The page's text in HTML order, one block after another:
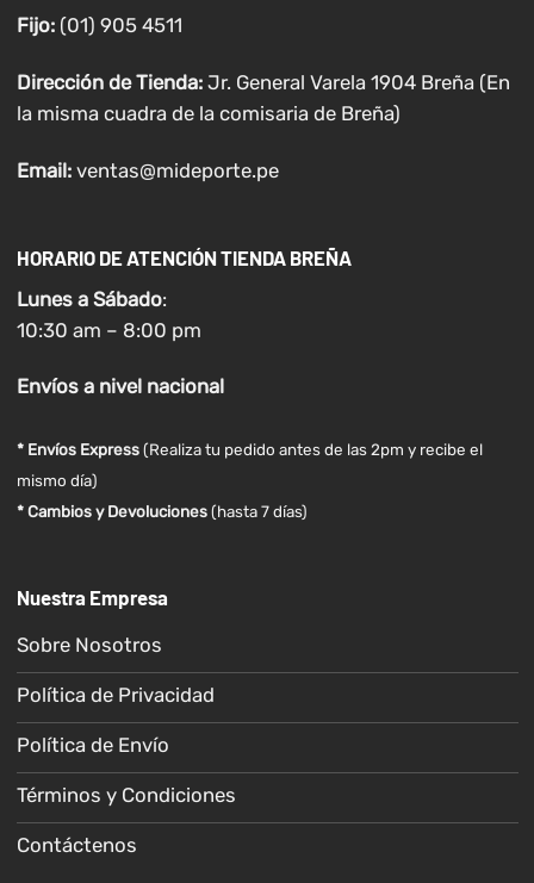
Fijo:(01) 905 4511
Dirección de Tienda: Jr. General Varela 1904 Breña (En
la misma cuadra de la comisaria de Breña)
Email: ventas@mideporte.pe
HORARIO DE ATENCIÓN TIENDA BREÑA
Lunes a Sábado:
10:30 am – 8:00 pm
Envíosa nivel nacional
* Envíos Express(Realiza tu pedido antes de las 2pm y recibe el
mismo día)
* Cambios y Devoluciones (hasta 7 días)
Nuestra Empresa
Sobre Nosotros
Política de Privacidad
Política de Envío
Términos y Condiciones
Contáctenos